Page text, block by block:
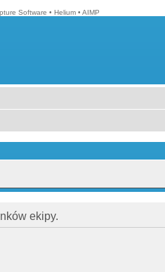
Software • Helium • AIMP
ekipy.